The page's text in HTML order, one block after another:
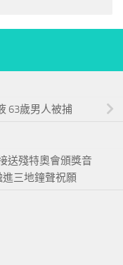
63歲男人被捕
送殘特奧會頒獎音
三地鐘聲祝願